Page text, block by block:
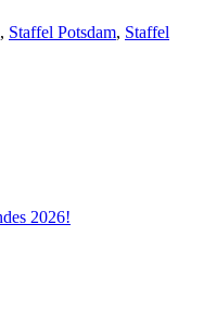
, Staffel Potsdam, Staffel
2026!